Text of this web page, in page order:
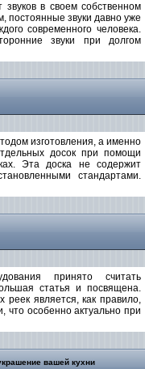
звуков в своем собственном
звуки давно уже
современного человека.
звуки при долгом
изготовления, а именно
досок при помощи
Эта доска не содержит
стандартами.
принято считать
статья и посвящена.
является, как правило,
что особенно актуально при
вашей кухни